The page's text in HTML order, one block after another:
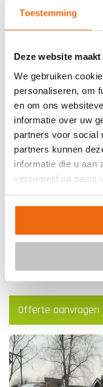
Toestemming
Deze website
We gebruiken
personaliseren, om
en om ons
informatie over uw
partners voor social
partners kunnen
informatie die u aan
verzameld op basis
Beton
Wil je beton
vrijblijvend contact
of0299 – 820 990.
mogelijkheden?
opnemen met ons.
Offerte aanvragen